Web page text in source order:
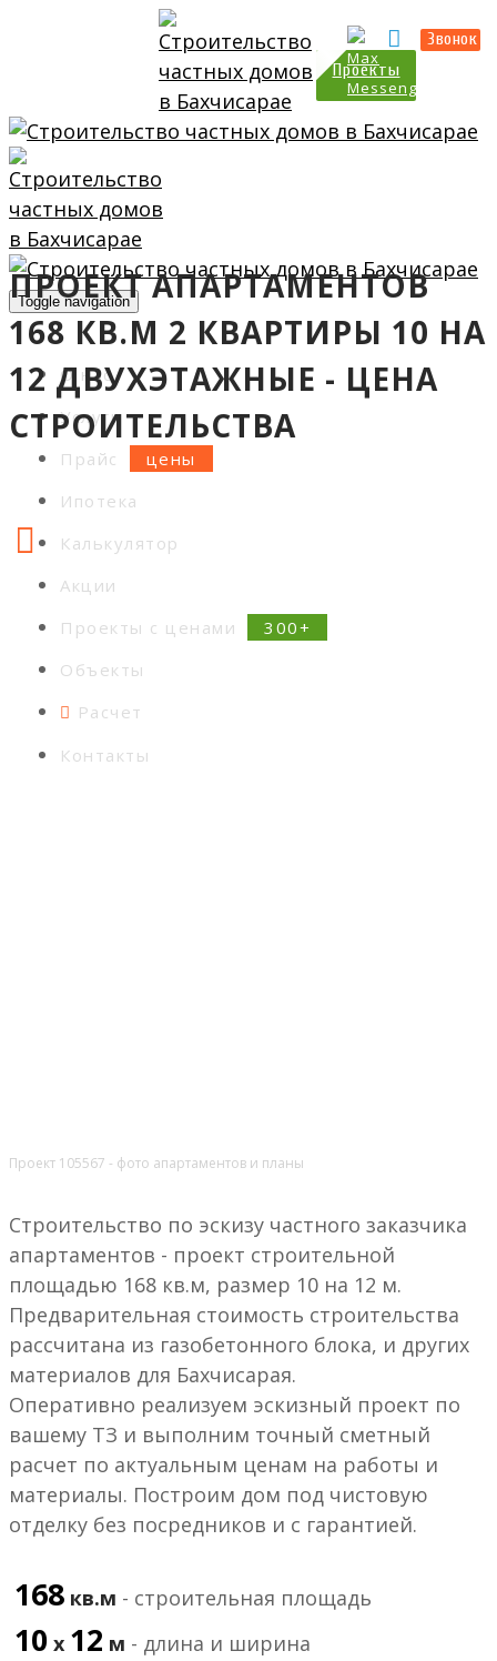
Проекты
Звонок
Toggle navigation
О нас
Услуги
Прайс
Ипотека
Калькулятор
Акции
Проекты с ценами
Объекты
Расчет
Контакты
ПРОЕКТ АПАРТАМЕНТОВ
168 КВ.М 2 КВАРТИРЫ 10 НА
12 ДВУХЭТАЖНЫЕ - ЦЕНА
СТРОИТЕЛЬСТВА
Проект 105567 - фото апартаментов и планы
Строительство по эскизу частного заказчика
апартаментов - проект строительной
площадью 168 кв.м, размер 10 на 12 м.
Предварительная стоимость строительства
рассчитана из газобетонного блока, и других
материалов для Бахчисарая.
Оперативно реализуем эскизный проект по
вашему ТЗ и выполним точный сметный
расчет по актуальным ценам на работы и
материалы. Построим дом под чистовую
отделку без посредников и с гарантией.
168 кв.м - строительная площадь
10 х 12 м - длина и ширина